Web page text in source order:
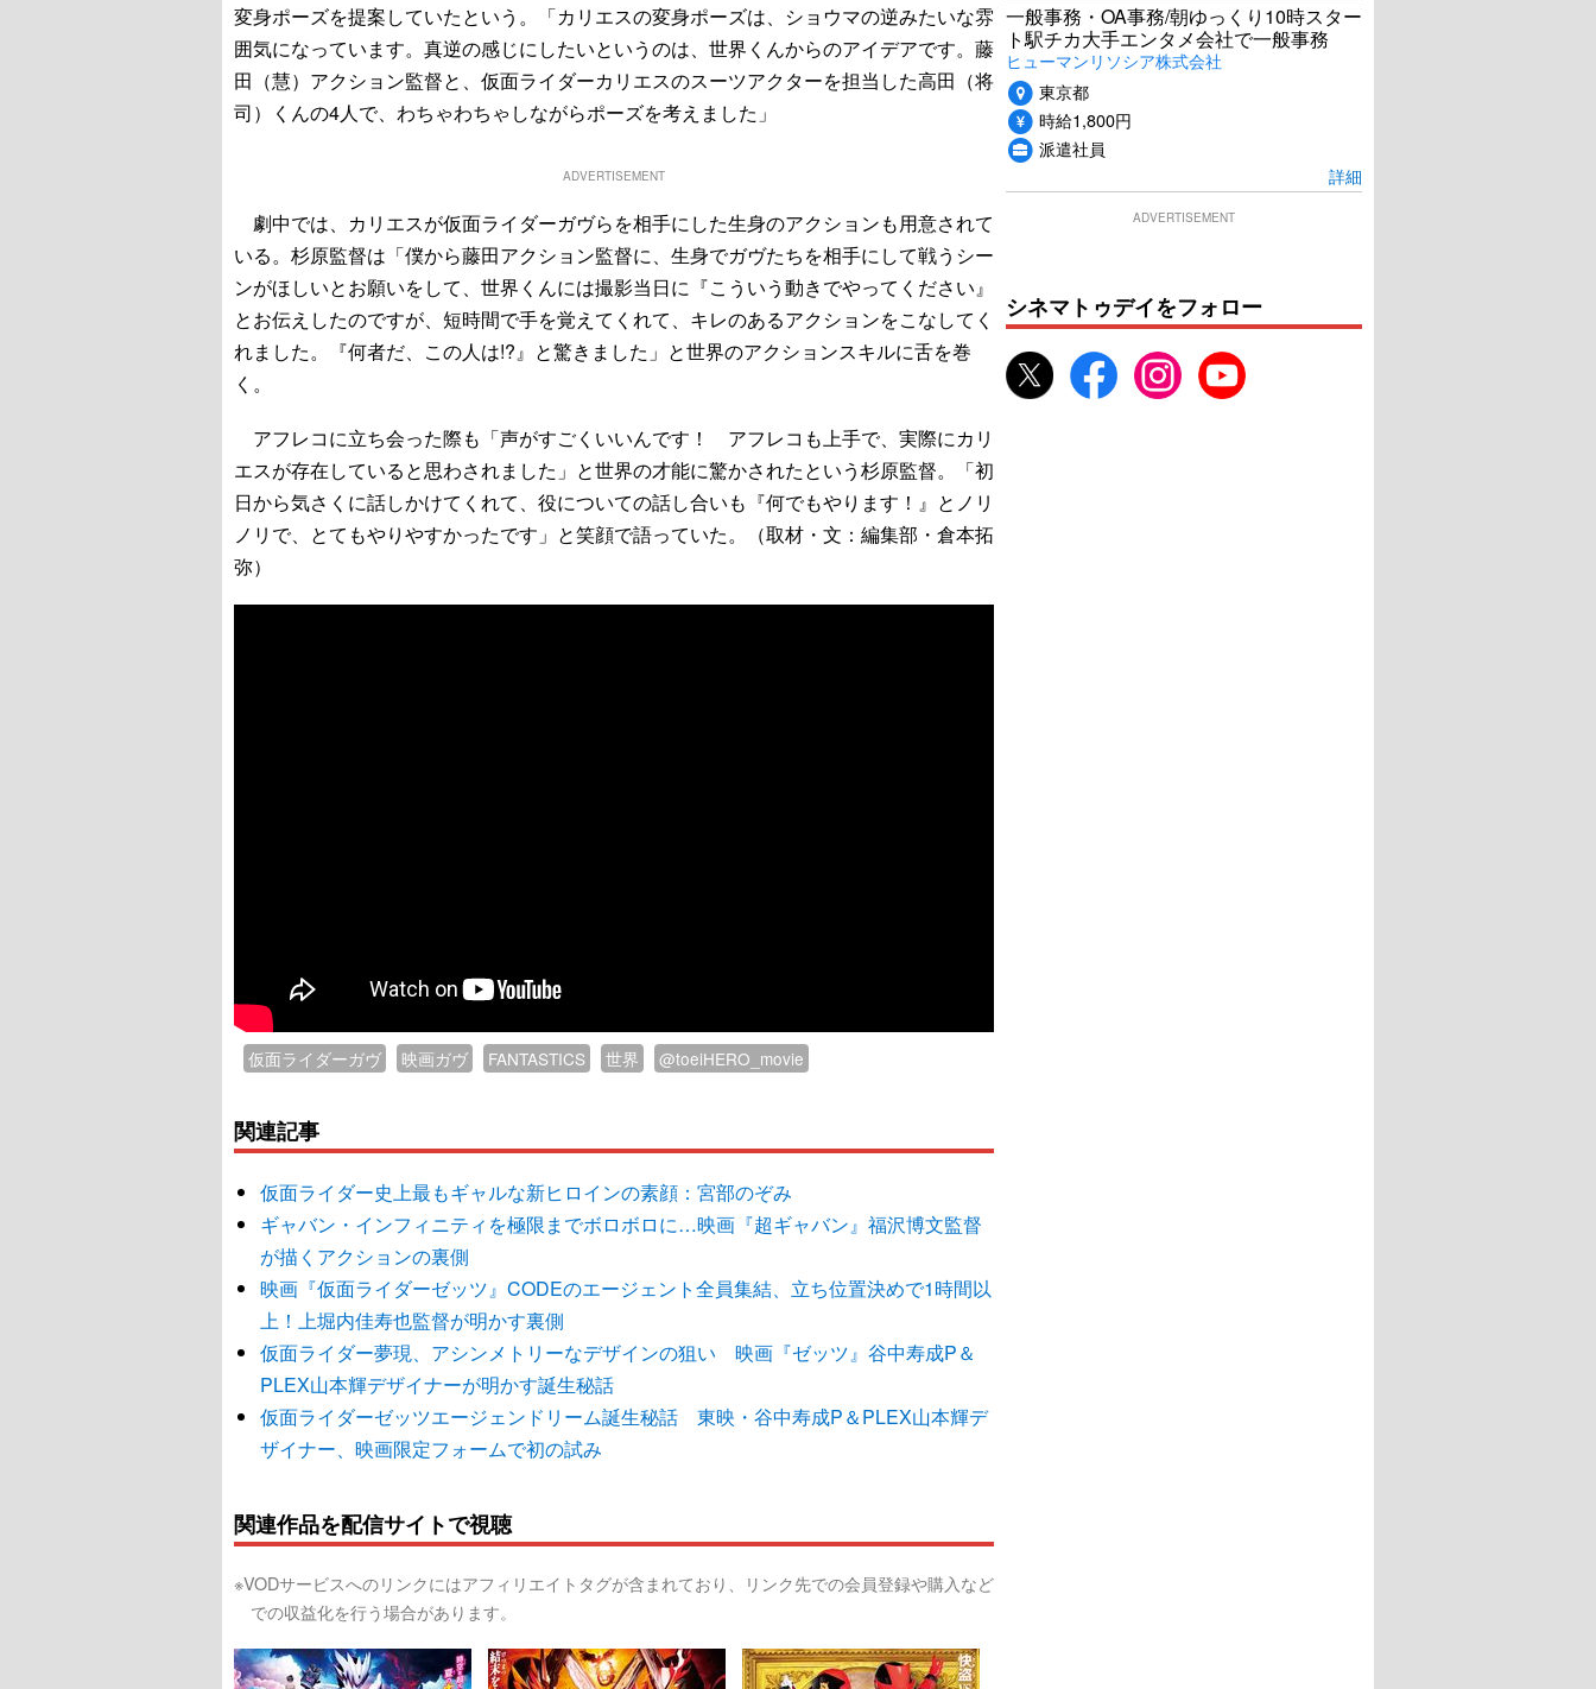
変身ポーズを提案していたという。「カリエスの変身ポーズは、ショウマの逆みたいな雰
囲気になっています。真逆の感じにしたいというのは、世界くんからのアイデアです。藤
田（慧）アクション監督と、仮面ライダーカリエスのスーツアクターを担当した高田（将
司）くんの4人で、わちゃわちゃしながらポーズを考えました」
ADVERTISEMENT
劇中では、カリエスが仮面ライダーガヴらを相手にした生身のアクションも用意されて
いる。杉原監督は「僕から藤田アクション監督に、生身でガヴたちを相手にして戦うシー
ンがほしいとお願いをして、世界くんには撮影当日に『こういう動きでやってください』
とお伝えしたのですが、短時間で手を覚えてくれて、キレのあるアクションをこなしてく
れました。『何者だ、この人は!?』と驚きました」と世界のアクションスキルに舌を巻
く。
アフレコに立ち会った際も「声がすごくいいんです！ アフレコも上手で、実際にカリ
エスが存在していると思わされました」と世界の才能に驚かされたという杉原監督。「初
日から気さくに話しかけてくれて、役についての話し合いも『何でもやります！』とノリ
ノリで、とてもやりやすかったです」と笑顔で語っていた。（取材・文：編集部・倉本拓
弥）
仮面ライダーガヴ 映画ガヴ FANTASTICS 世界 @toeiHERO_movie
関連記事
仮面ライダー史上最もギャルな新ヒロインの素顔：宮部のぞみ
ギャバン・インフィニティを極限までボロボロに…映画『超ギャバン』福沢博文監督
が描くアクションの裏側
映画『仮面ライダーゼッツ』CODEのエージェント全員集結、立ち位置決めで1時間以
上！上堀内佳寿也監督が明かす裏側
仮面ライダー夢現、アシンメトリーなデザインの狙い 映画『ゼッツ』谷中寿成P＆
PLEX山本輝デザイナーが明かす誕生秘話
仮面ライダーゼッツエージェンドリーム誕生秘話 東映・谷中寿成P＆PLEX山本輝デ
ザイナー、映画限定フォームで初の試み
関連作品を配信サイトで視聴
※VODサービスへのリンクにはアフィリエイトタグが含まれており、リンク先での会員登録や購入など
での収益化を行う場合があります。
一般事務・OA事務/朝ゆっくり10時スター
ト駅チカ大手エンタメ会社で一般事務
ヒューマンリソシア株式会社
東京都
時給1,800円
派遣社員
詳細
ADVERTISEMENT
シネマトゥデイをフォロー